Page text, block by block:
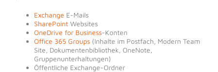
Exchange E-Mails
SharePointWebsites
OneDrive for Business-Konten
Office 365 Groups(Inhalte im Postfach, Modern Team
Site, Dokumentenbibliothek, OneNote,
Gruppenunterhaltungen)
Öffentliche Exchange-Ordner